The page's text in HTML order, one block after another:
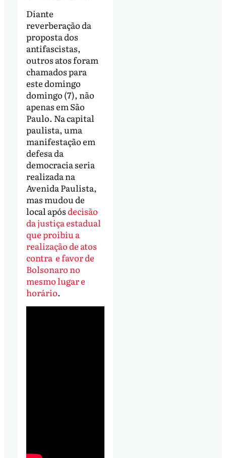
Diante
reverberação da
proposta dos
antifascistas,
outros atos foram
chamados para
este domingo
domingo (7), não
apenas em São
Paulo. Na capital
paulista, uma
manifestação em
defesa da
democracia seria
realizada na
Avenida Paulista,
mas mudou de
local apósdecisão
da justiça estadual
que proibiu a
realização de atos
contra e favor de
Bolsonaro no
mesmo lugar e
horário.